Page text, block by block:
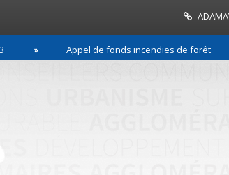
Appel de fonds incendies de forêt